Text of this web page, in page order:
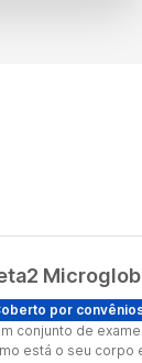
por
conjunto de
está o seu corpo